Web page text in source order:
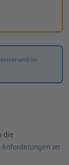
im
die
Anforderungen an